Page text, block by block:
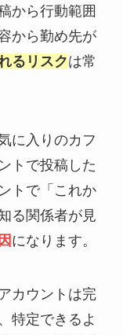
から行動範囲
から勤め先が
るリスクは常
に入りのカフ
トで投稿した
トで「これか
る関係者が見
になります。
カウントは完
特定できるよ